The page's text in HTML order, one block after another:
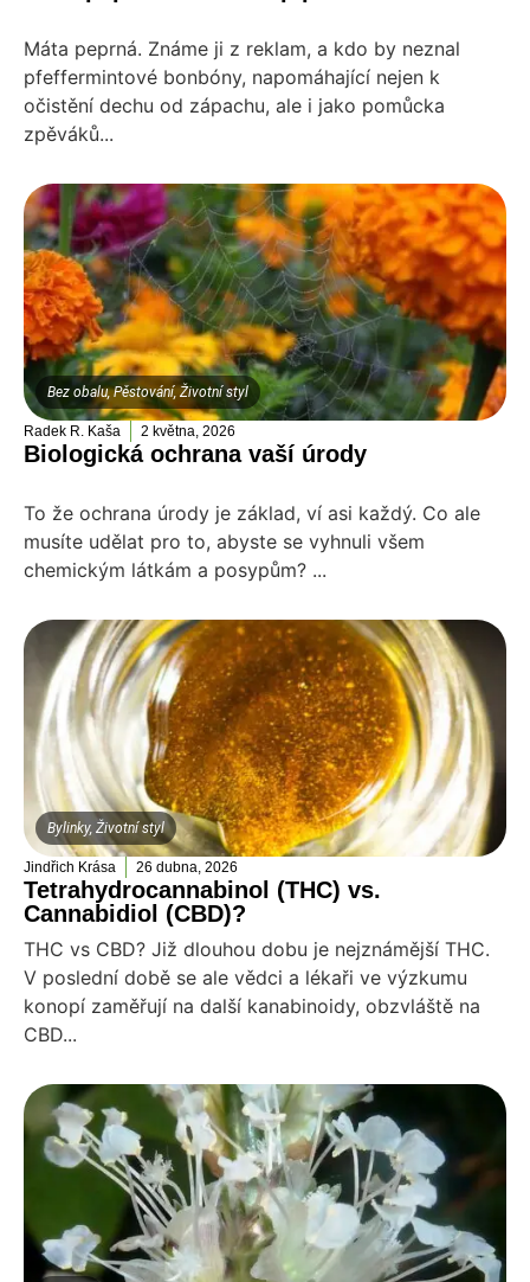
Máta peprná. Známe ji z reklam, a kdo by neznal
pfeffermintové bonbóny, napomáhající nejen k
očistění dechu od zápachu, ale i jako pomůcka
zpěváků...
Bez obalu,Pěstování,Životní styl
Radek R. Kaša 2 května, 2026
Biologická ochrana vaší úrody
To že ochrana úrody je základ, ví asi každý. Co ale
musíte udělat pro to, abyste se vyhnuli všem
chemickým látkám a posypům? ...
Bylinky, Životní styl
Jindřich Krása 26 dubna, 2026
Tetrahydrocannabinol (THC) vs.
Cannabidiol (CBD)?
THC vs CBD? Již dlouhou dobu je nejznámější THC.
V poslední době se ale vědci a lékaři ve výzkumu
konopí zaměřují na další kanabinoidy, obzvláště na
CBD...